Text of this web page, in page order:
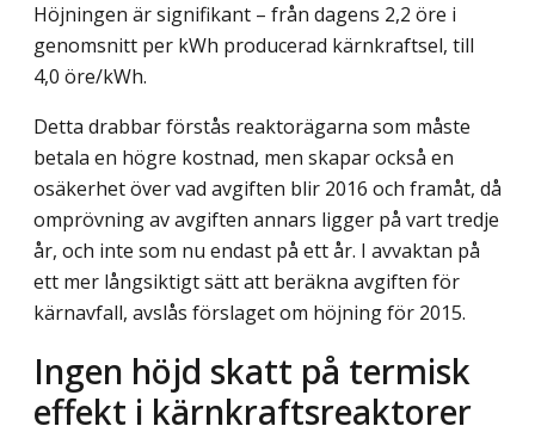
Höjningen är signifikant – från dagens 2,2 öre i
genomsnitt per kWh producerad kärnkraftsel, till
4,0 öre/kWh.
Detta drabbar förstås reaktorägarna som måste
betala en högre kostnad, men skapar också en
osäkerhet över vad avgiften blir 2016 och framåt, då
omprövning av avgiften annars ligger på vart tredje
år, och inte som nu endast på ett år. I avvaktan på
ett mer långsiktigt sätt att beräkna avgiften för
kärnavfall, avslås förslaget om höjning för 2015.
Ingen höjd skatt på termisk
effekt i kärnkraftsreaktorer